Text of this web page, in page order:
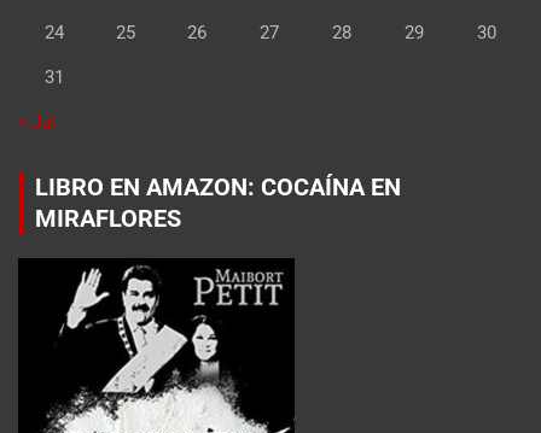
24 25 26 27 28 29 30
31
« Jul
LIBRO EN AMAZON: COCAÍNA EN
MIRAFLORES